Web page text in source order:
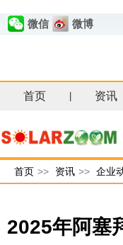
微信 微博
首页 资讯
首页 >> 资讯 >> 企业
2025年阿塞